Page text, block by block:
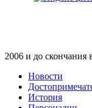
2006 и до скончания
Новости
История